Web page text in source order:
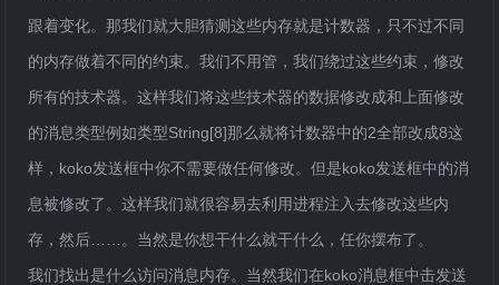
跟着变化。那我们就大胆猜测这些内存就是计数器，只不过不同
的内存做着不同的约束。我们不用管，我们绕过这些约束，修改
所有的技术器。这样我们将这些技术器的数据修改成和上面修改
的消息类型例如类型String[8]那么就将计数器中的2全部改成8这
样，koko发送框中你不需要做任何修改。但是koko发送框中的消
息被修改了。这样我们就很容易去利用进程注入去修改这些内
存，然后……。当然是你想干什么就干什么，任你摆布了。
我们找出是什么访问消息内存。当然我们在koko消息框中击发送